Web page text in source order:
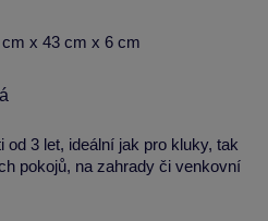
cm x 43 cm x 6 cm
od 3 let, ideální jak pro kluky, tak
pokojů, na zahrady či venkovní